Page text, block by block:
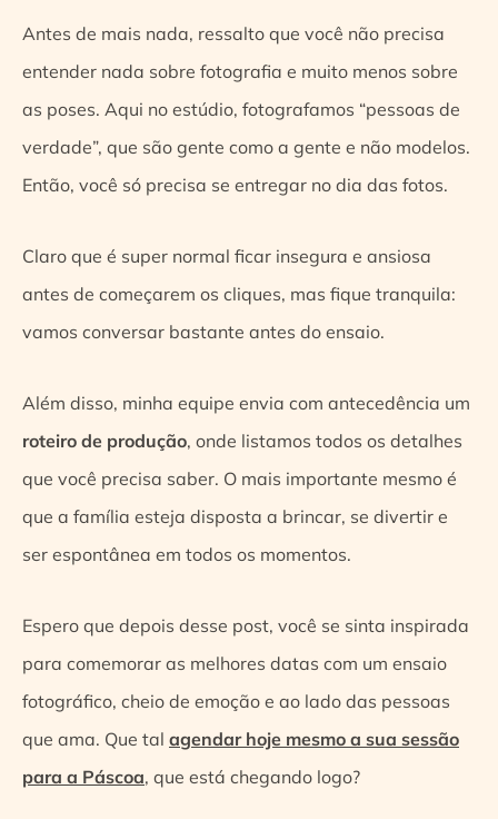
Antes de mais nada, ressalto que você não precisa
entender nada sobre fotografia e muito menos sobre
as poses. Aqui no estúdio, fotografamos “pessoas de
verdade”, que são gente como a gente e não modelos.
Então, você só precisa se entregar no dia das fotos.
Claro que é super normal ficar insegura e ansiosa
antes de começarem os cliques, mas fique tranquila:
vamos conversar bastante antes do ensaio.
Além disso, minha equipe envia com antecedência um
roteiro de produção, onde listamos todos os detalhes
que você precisa saber. O mais importante mesmo é
que a família esteja disposta a brincar, se divertir e
ser espontânea em todos os momentos.
Espero que depois desse post, você se sinta inspirada
para comemorar as melhores datas com um ensaio
fotográfico, cheio de emoção e ao lado das pessoas
que ama. Que tal agendar hoje mesmo a sua sessão
para a Páscoa, que está chegando logo?